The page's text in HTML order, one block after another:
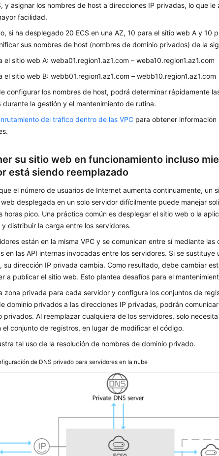
y asignar los nombres de host a direcciones IP privadas, lo que
facilidad.
si ha desplegado 20 ECS en una AZ, 10 para el sitio web A y 10
sus nombres de host (nombres de dominio privados) de la
el sitio web A: weba01.region1.az1.com – weba10.region1.az1.com
el sitio web B: webb01.region1.az1.com – webb10.region1.az1.com
configurar los nombres de host, podrá determinar rápidamente
durante la gestión y el mantenimiento de rutina.
del tráfico dentro de las VPC para obtener
su sitio web en funcionamiento incluso
está siendo reemplazado
el número de usuarios de Internet aumenta continuamente, un
desplegada en un solo servidor difícilmente puede manejar
horas pico. Una práctica común es desplegar el sitio web o la
y distribuir la carga entre los servidores.
están en la misma VPC y se comunican entre sí mediante
en las API internas invocadas entre los servidores. Si se sustituye
su dirección IP privada cambia. Como resultado, debe cambiar
a publicar el sitio web. Esto plantea desafíos para el
zona privada para cada servidor y configura los conjuntos de
dominio privados a las direcciones IP privadas, podrán
privados. Al reemplazar cualquiera de los servidores, solo
el conjunto de registros, en lugar de modificar el código.
tal uso de la resolución de nombres de dominio privado.
de DNS privado para servidores en la nube